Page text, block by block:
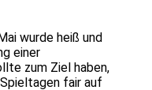
wurde heiß und
einer
zum Ziel haben,
fair auf